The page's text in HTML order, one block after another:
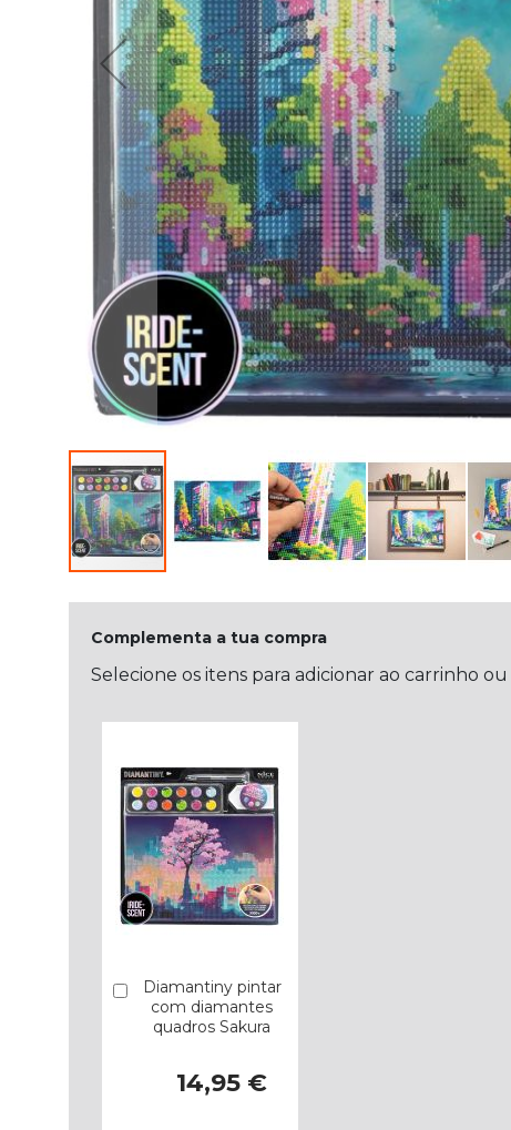
Complementa a tua compra
Selecione os itens para adicionar ao carrinho ou
Diamantiny pintar
com diamantes
quadros Sakura
14,95 €
Comprar